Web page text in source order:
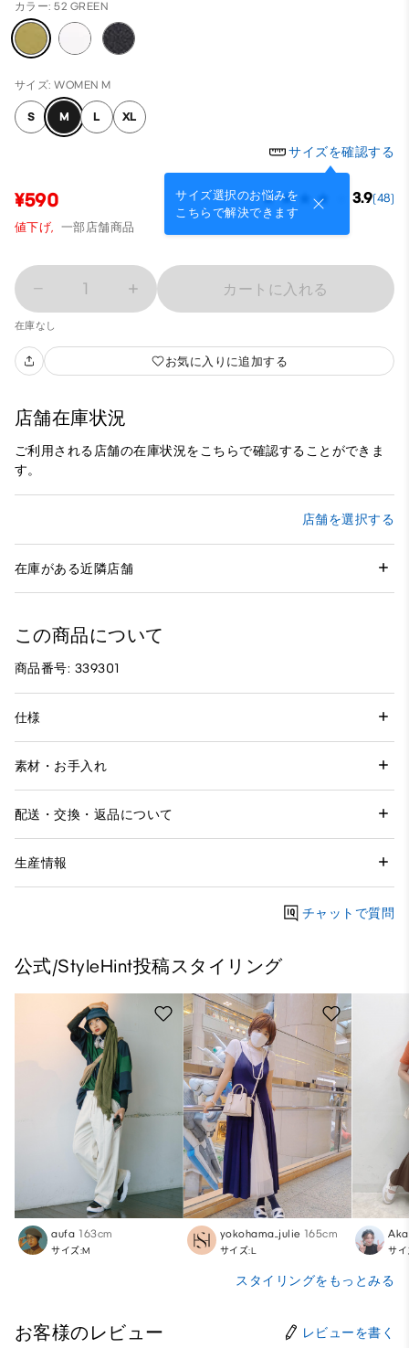
カラー: 52 GREEN
サイズ: WOMEN M
S M L XL
サイズを確認する
サイズ選択のお悩みを
こちらで解決できます
¥590 3.9(48)
値下げ, 一部店舗商品
1 カートに入れる
在庫なし
お気に入りに追加する
店舗在庫状況
ご利用される店舗の在庫状況をこちらで確認することができま
す。
店舗を選択する
在庫がある近隣店舗
この商品について
商品番号: 339301
仕様
素材・お手入れ
配送・交換・返品について
生産情報
チャットで質問
公式/StyleHint投稿スタイリング
aufa 163cm
サイズ:M
yokohama_julie 165cm
サイズ:L サイ
スタイリングをもっとみる
お客様のレビュー レビューを書く